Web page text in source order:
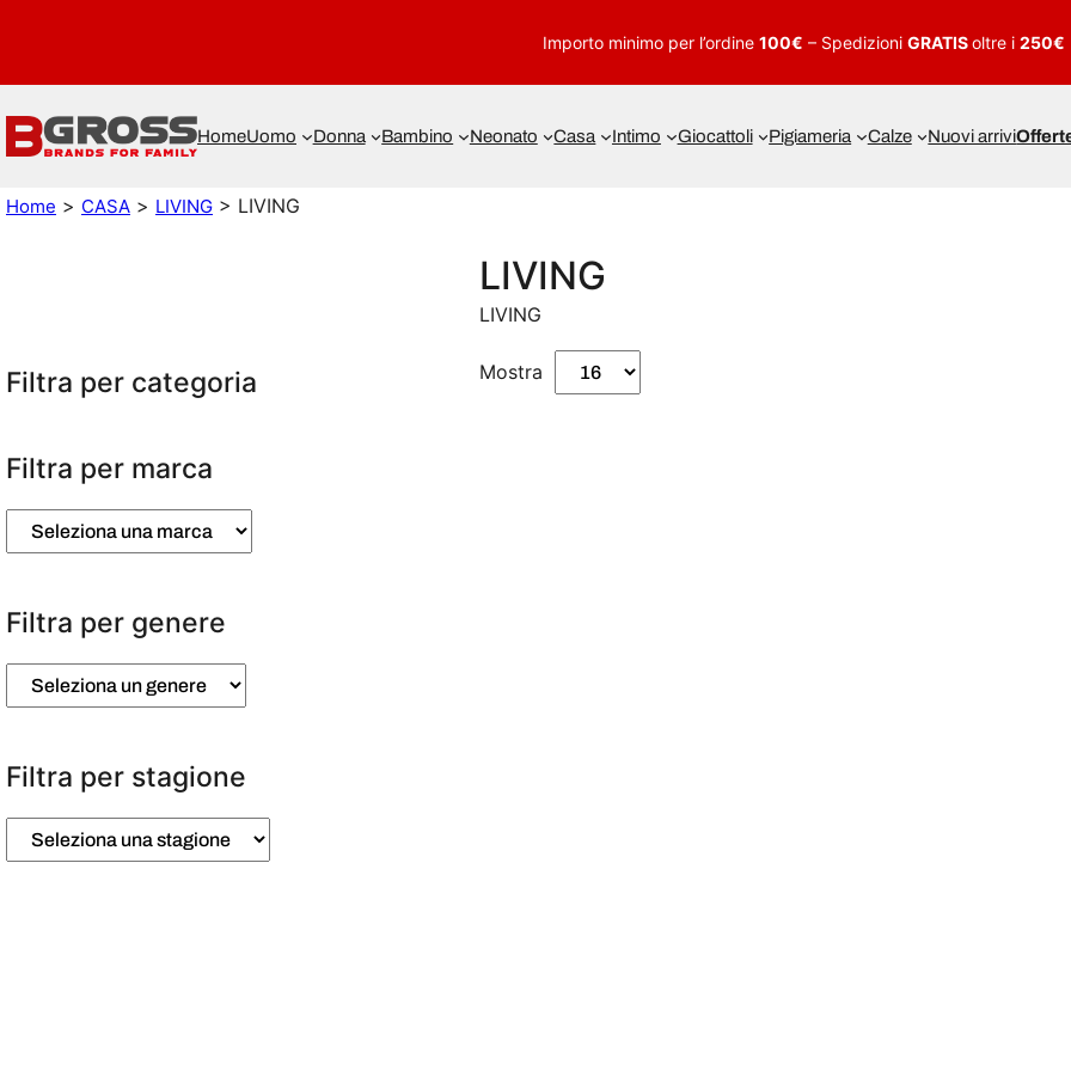
Importo minimo per l’ordine 100€ – Spedizioni GRATISoltre i 250€
HomeUomo Donna Bambino Neonato Casa Intimo Giocattoli Pigiameria Calze Nuovi arrivi
Home > CASA > LIVING > LIVING
Filtra per categoria
Filtra per marca
Filtra per genere
Filtra per stagione
LIVING
LIVING
Mostra